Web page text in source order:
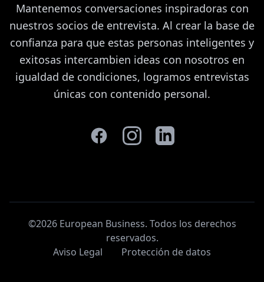
Mantenemos conversaciones inspiradoras con
nuestros socios de entrevista. Al crear la base de
confianza para que estas personas inteligentes y
exitosas intercambien ideas con nosotros en
igualdad de condiciones, logramos entrevistas
únicas con contenido personal.
©2026 European Business. Todos los derechos
reservados.
Aviso Legal
Protección de datos